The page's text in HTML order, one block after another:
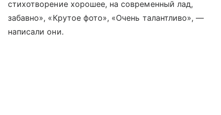
стихотворение хорошее, на современный лад,
забавно», «Крутое фото», «Очень талантливо», —
написали они.